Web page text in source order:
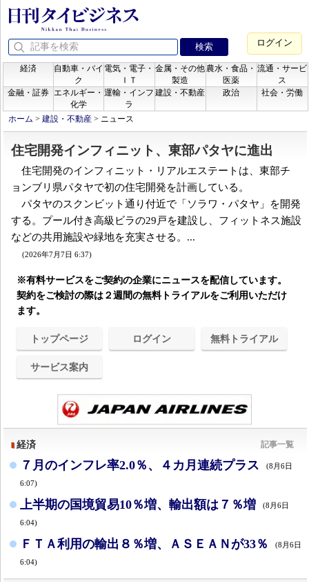
ログイン
経済
自動車・バイ
ク
電気・電子・
ＩＴ
金属・その他
製造
農水・食品・
医薬
流通・サービ
ス
金融・証券
エネルギー・
化学
運輸・インフ
ラ
建設・不動産 政治 社会・労働
ホーム > 建設・不動産 > ニュース
住宅開発インフィニット、東部パタヤに進出
住宅開発のインフィニット・リアルエステートは、東部チ
ョンブリ県パタヤで初の住宅開発を計画している。
パタヤのスクンビット通り付近で「ソラワ・パタヤ」を開発
する。プール付き高級ビラの29戸を建設し、フィットネス施設
などの共用施設や緑地を充実させる。...
(2026年7月7日 6:37)
※有料サービスをご契約の企業にニュースを配信しています。
契約をご検討の際は２週間の無料トライアルをご利用いただけ
ます。
トップページ ログイン 無料トライアル
サービス案内
経済 記事一覧
７月のインフレ率2.0％、４カ月連続プラス (8月6日
6:07)
上半期の国境貿易10％増、輸出額は７％増 (8月6日
6:04)
ＦＴＡ利用の輸出８％増、ＡＳＥＡＮが33％ (8月6日
6:04)